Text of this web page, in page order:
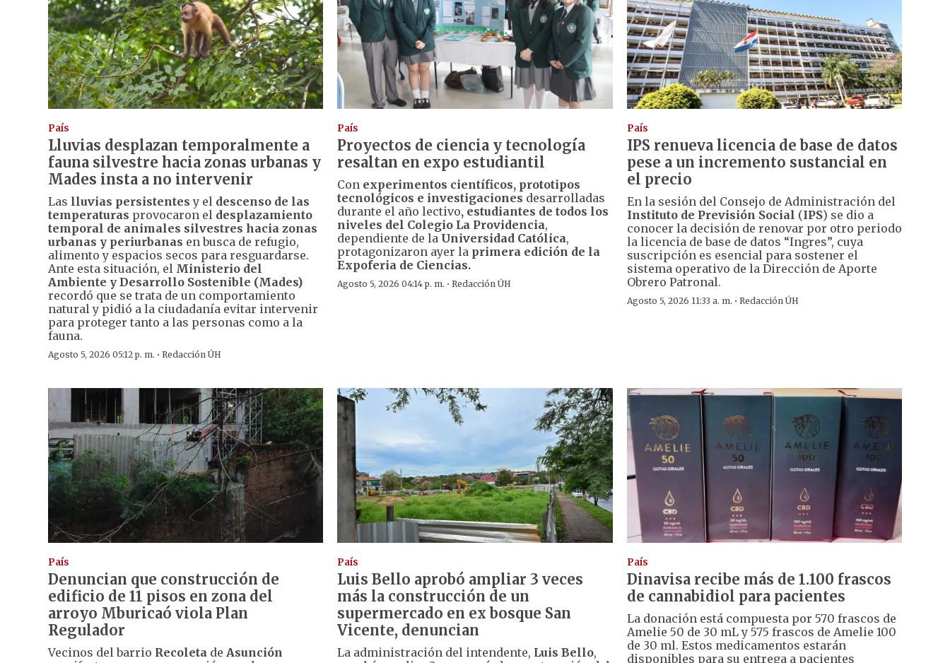
País
Lluvias desplazan temporalmente a
fauna silvestre hacia zonas urbanas y
Mades insta a no intervenir
Las lluvias persistentes y el descenso de las
temperaturas provocaron el desplazamiento
temporal de animales silvestres hacia zonas
urbanas y periurbanas en busca de refugio,
alimento y espacios secos para resguardarse.
Ante esta situación, el Ministerio del
Ambiente y Desarrollo Sostenible (Mades)
recordó que se trata de un comportamiento
natural y pidió a la ciudadanía evitar intervenir
para proteger tanto a las personas como a la
fauna.
Agosto 5, 2026 05:12 p. m. · Redacción ÚH
País
Proyectos de ciencia y tecnología
resaltan en expo estudiantil
Con experimentos científicos, prototipos
tecnológicos e investigaciones desarrolladas
durante el año lectivo, estudiantes de todos los
niveles del Colegio La Providencia,
dependiente de la Universidad Católica,
protagonizaron ayer la primera edición de la
Expoferia de Ciencias.
Agosto 5, 2026 04:14 p. m. ·Redacción ÚH
País
IPS renueva licencia de base de datos
pese a un incremento sustancial en
el precio
En la sesión del Consejo de Administración del
Instituto de Previsión Social (IPS) se dio a
conocer la decisión de renovar por otro periodo
la licencia de base de datos “Ingres”, cuya
suscripción es esencial para sostener el
sistema operativo de la Dirección de Aporte
Obrero Patronal.
Agosto 5, 2026 11:33 a. m. · Redacción ÚH
País
Denuncian que construcción de
edificio de 11 pisos en zona del
arroyo Mburicaó viola Plan
Regulador
Vecinos del barrio Recoleta de Asunción
País
Luis Bello aprobó ampliar 3 veces
más la construcción de un
supermercado en ex bosque San
Vicente, denuncian
La administración del intendente, Luis Bello,
País
Dinavisa recibe más de 1.100 frascos
de cannabidiol para pacientes
La donación está compuesta por 570 frascos de
Amelie 50 de 30 mL y 575 frascos de Amelie 100
de 30 ml. Estos medicamentos estarán
disponibles para su entrega a pacientes